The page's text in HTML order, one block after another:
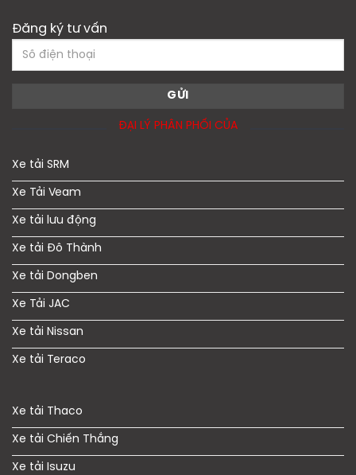
Đăng ký tư vấn
ĐẠI LÝ PHÂN PHỐI CỦA
Xe tải SRM
Xe Tải Veam
Xe tải lưu động
Xe tải Đô Thành
Xe tải Dongben
Xe Tải JAC
Xe tải Nissan
Xe tải Teraco
Xe tải Thaco
Xe tải Chiến Thắng
Xe tải Isuzu